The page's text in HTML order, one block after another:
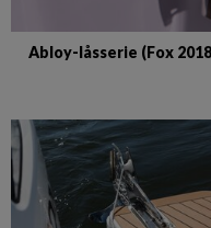
Abloy-låsserie (Fox